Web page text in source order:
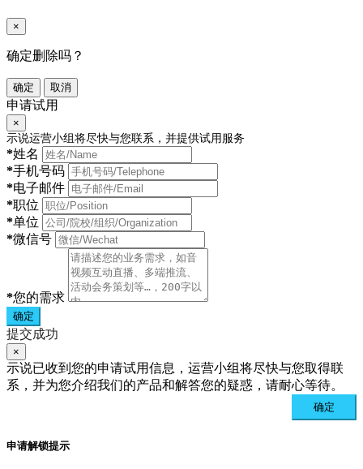
×
确定删除吗？
确定 取消
申请试用
×
示说运营小组将尽快与您联系，并提供试用服务
*姓名
*手机号码
*电子邮件
*职位
*单位
*微信号
*您的需求
确定
提交成功
×
示说已收到您的申请试用信息，运营小组将尽快与您取得联
系，并为您介绍我们的产品和解答您的疑惑，请耐心等待。
确定
申请解锁提示